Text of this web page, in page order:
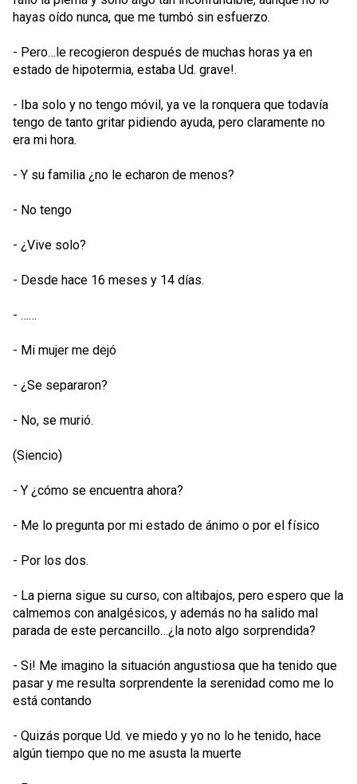
hayas oído nunca, que me tumbó sin esfuerzo.
- Pero…le recogieron después de muchas horas ya en
estado de hipotermia, estaba Ud. grave!.
- Iba solo y no tengo móvil, ya ve la ronquera que todavía
tengo de tanto gritar pidiendo ayuda, pero claramente no
era mi hora.
- Y su familia ¿no le echaron de menos?
- No tengo
- ¿Vive solo?
- Desde hace 16 meses y 14 días.
- ……
- Mi mujer me dejó
- ¿Se separaron?
- No, se murió.
(Siencio)
- Y ¿cómo se encuentra ahora?
- Me lo pregunta por mi estado de ánimo o por el físico
- Por los dos.
- La pierna sigue su curso, con altibajos, pero espero que la
calmemos con analgésicos, y además no ha salido mal
parada de este percancillo…¿la noto algo sorprendida?
- Si! Me imagino la situación angustiosa que ha tenido que
pasar y me resulta sorprendente la serenidad como me lo
está contando
- Quizás porque Ud. ve miedo y yo no lo he tenido, hace
algún tiempo que no me asusta la muerte